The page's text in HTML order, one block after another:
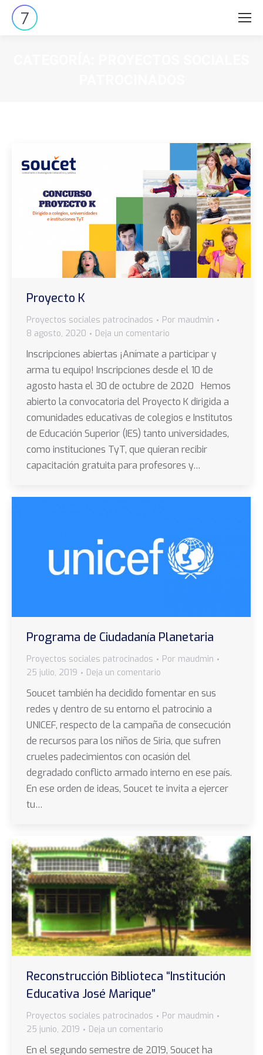
Proyecto K
Proyectos sociales patrocinados Por maudmin
8 agosto, 2020
Deja un comentario
Inscripciones abiertas ¡Anímate a participar y
arma tu equipo! Inscripciones desde el 10 de
agosto hasta el 30 de octubre de 2020 Hemos
abierto la convocatoria del Proyecto K dirigida a
comunidades educativas de colegios e Institutos
de Educación Superior (IES) tanto universidades,
como instituciones TyT, que quieran recibir
capacitación gratuita para profesores y…
Programa de Ciudadanía Planetaria
Proyectos sociales patrocinados Por maudmin
25 julio, 2019
Deja un comentario
Soucet también ha decidido fomentar en sus
redes y dentro de su entorno el patrocinio a
UNICEF, respecto de la campaña de consecución
de recursos para los niños de Siria, que sufren
crueles padecimientos con ocasión del
degradado conflicto armado interno en ese país.
En ese orden de ideas, Soucet te invita a ejercer
tu…
Reconstrucción Biblioteca “Institución
Educativa José Marique”
Proyectos sociales patrocinados Por maudmin
25 junio, 2019
Deja un comentario
En el segundo semestre de 2019, Soucet ha